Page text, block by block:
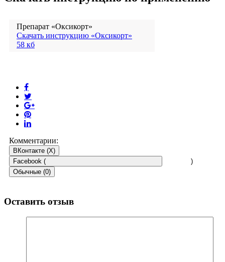
Препарат «Оксикорт»
Скачать инструкцию «Оксикорт»
58 кб
Комментарии:
ВКонтакте (X)
Facebook (
)
Обычные (0)
Оставить отзыв